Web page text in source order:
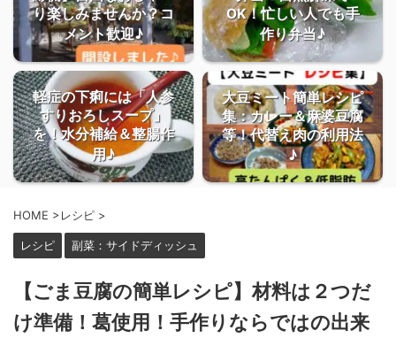
り楽しみませんか？コ
メント歓迎♪
OK！忙しい人でも手
作り弁当♪
軽症の下痢には「人参
すりおろしスープ」
を！水分補給＆整腸作
用♪
大豆ミート簡単レシピ
集：カレー＆麻婆豆腐
等！代替え肉の利用法
♪
HOME >レシピ >
レシピ 副菜：サイドディッシュ
【ごま豆腐の簡単レシピ】材料は２つだ
け準備！葛使用！手作りならではの出来